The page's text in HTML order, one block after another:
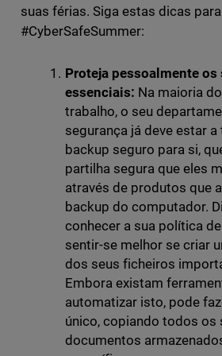
suas férias. Siga estas dicas
#CyberSafeSummer:
Proteja pessoalmente
essenciais: Na maioria
trabalho, o seu
segurança já deve estar
backup seguro para si,
partilha segura que eles
através de produtos que
backup do computador.
conhecer a sua política
sentir-se melhor se criar
dos seus ficheiros
Embora existam
automatizar isto, pode
único, copiando todos os
documentos